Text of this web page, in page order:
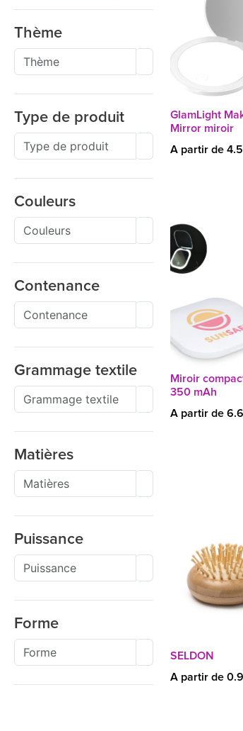
Thème
Type de produit
Couleurs
Contenance
Grammage textile
Matières
Puissance
Forme
GlamLight
Mirror miroir
A partir de
Miroir
350 mAh
A partir de
SELDON
A partir de